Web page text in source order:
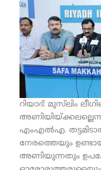
റിയാദ്: മുസ്‌ലിം
എംഎല്‍എ.
നേരത്തെയും
അണിയുന്നതും